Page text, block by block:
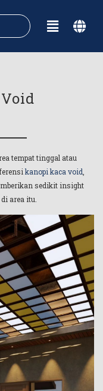
tempat tinggal atau
kanopi kaca void
sedikit insight
area itu.